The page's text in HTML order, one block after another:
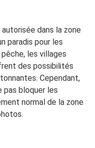
dans la zone
paradis pour les
les villages
des possibilités
Cependant,
bloquer les
normal de la zone